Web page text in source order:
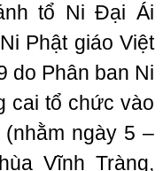
tổ Ni Đại Ái
Phật giáo Việt
do Phân ban Ni
cai tổ chức vào
(nhằm ngày 5 –
Vĩnh Tràng,